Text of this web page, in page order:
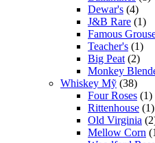
Dewar's (4)
J&B Rare (1)
Famous
Teacher's (1)
Big Peat (2)
Monkey
Whiskey Mỹ (38)
Four Roses (1)
Rittenhouse (1)
Old Virginia
Mellow Corn